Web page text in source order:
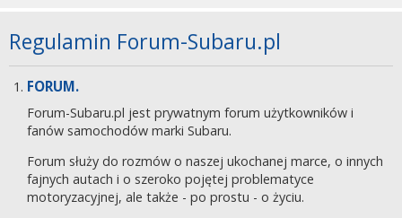
Regulamin Forum-Subaru.pl
FORUM.
Forum-Subaru.pl jest prywatnym forum użytkowników i
fanów samochodów marki Subaru.
Forum służy do rozmów o naszej ukochanej marce, o innych
fajnych autach i o szeroko pojętej problematyce
motoryzacyjnej, ale także - po prostu - o życiu.